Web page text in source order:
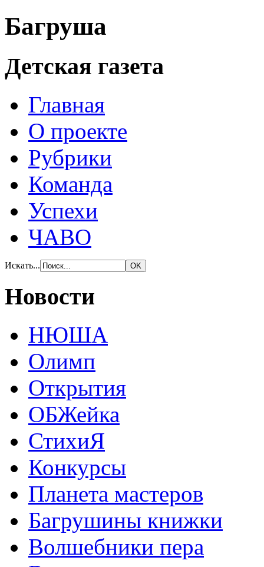
Багруша
Детская газета
Главная
О проекте
Рубрики
Команда
Успехи
ЧАВО
Искать...
Новости
НЮША
Олимп
Открытия
ОБЖейка
СтихиЯ
Конкурсы
Планета мастеров
Багрушины книжки
Волшебники пера